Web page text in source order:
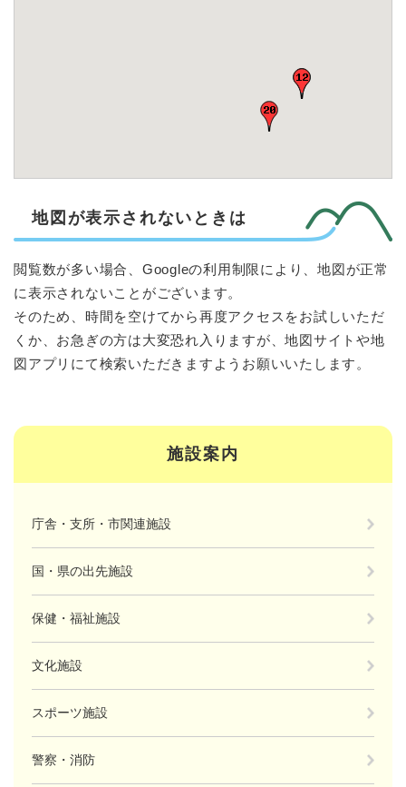
地図が表示されないときは
閲覧数が多い場合、Googleの利用制限により、地図が正常
に表示されないことがございます。
そのため、時間を空けてから再度アクセスをお試しいただ
くか、お急ぎの方は大変恐れ入りますが、地図サイトや地
図アプリにて検索いただきますようお願いいたします。
施設案内
庁舎・支所・市関連施設
国・県の出先施設
保健・福祉施設
文化施設
スポーツ施設
警察・消防